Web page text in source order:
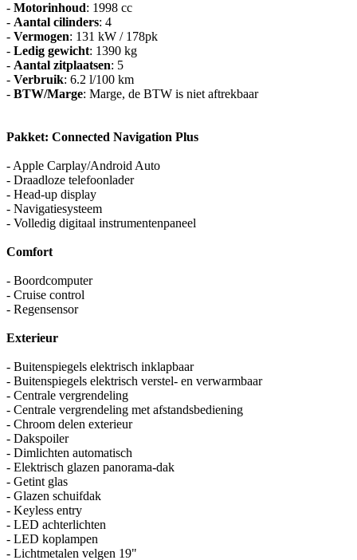
- Motorinhoud: 1998 cc
- Aantal cilinders: 4
- Vermogen: 131 kW / 178pk
- Ledig gewicht: 1390 kg
- Aantal zitplaatsen: 5
- Verbruik: 6.2 l/100 km
- BTW/Marge: Marge, de BTW is niet aftrekbaar
Pakket: Connected Navigation Plus
- Apple Carplay/Android Auto
- Draadloze telefoonlader
- Head-up display
- Navigatiesysteem
- Volledig digitaal instrumentenpaneel
Comfort
- Boordcomputer
- Cruise control
- Regensensor
Exterieur
- Buitenspiegels elektrisch inklapbaar
- Buitenspiegels elektrisch verstel- en verwarmbaar
- Centrale vergrendeling
- Centrale vergrendeling met afstandsbediening
- Chroom delen exterieur
- Dakspoiler
- Dimlichten automatisch
- Elektrisch glazen panorama-dak
- Getint glas
- Glazen schuifdak
- Keyless entry
- LED achterlichten
- LED koplampen
- Lichtmetalen velgen 19"